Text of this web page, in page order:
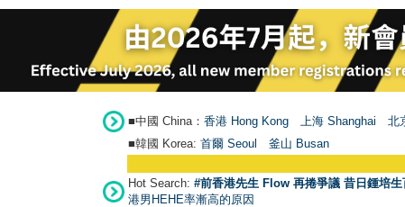
■中國 China： 香港 Hong Kong 上海 Shanghai 北
■韓國 Korea: 首爾 Seou 釜山 Busan
Hot Search: #前香港先生 Flow 再捲爭議 昔日鍾培
港男HEHE率漸高的原因